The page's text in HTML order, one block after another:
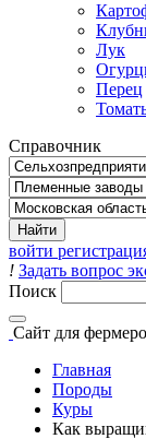
Лук
Перец
Справочник
войти
! Задать вопрос
Поиск
Сайт для
Главная
Породы
Куры
Как